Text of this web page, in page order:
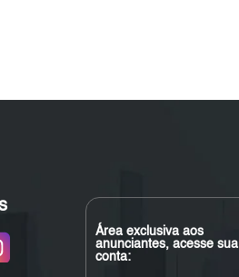
Área exclusiva aos
anunciantes, acesse sua
conta: